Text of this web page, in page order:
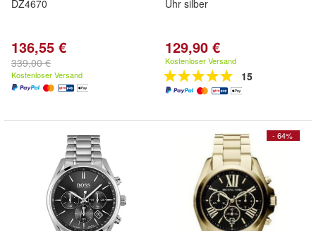
DZ4670
136,55 €
339,00 €
Kostenloser Versand
Uhr silber
129,90 €
Kostenloser Versand
15
- 64%